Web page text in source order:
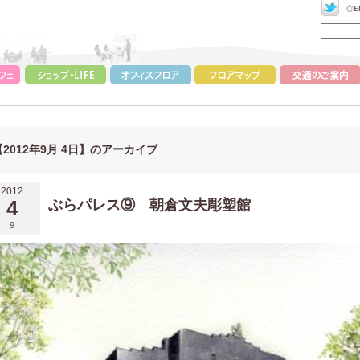
2012年9月 4日】のアーカイブ
2012
4
9
ぶらパレス⑨ 朝倉文夫彫塑館